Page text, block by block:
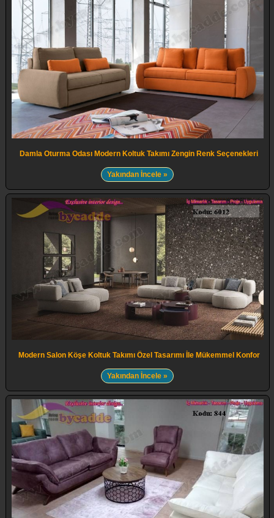
Damla Oturma Odası Modern Koltuk Takımı Zengin Renk Seçenekleri
Yakından İncele »
Modern Salon Köşe Koltuk Takımı Özel Tasarımı İle Mükemmel Konfor
Yakından İncele »